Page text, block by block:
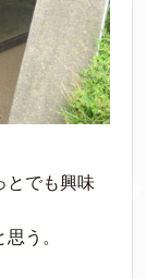
とでも興味
う。